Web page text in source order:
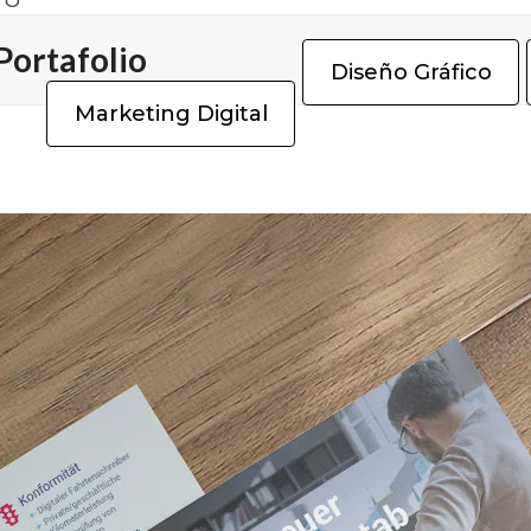
Diseño Gráfico
Marketing Digital